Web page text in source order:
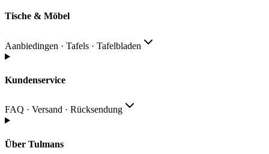
Tische & Möbel
Aanbiedingen · Tafels · Tafelbladen
Kundenservice
FAQ · Versand · Rücksendung
Über Tulmans